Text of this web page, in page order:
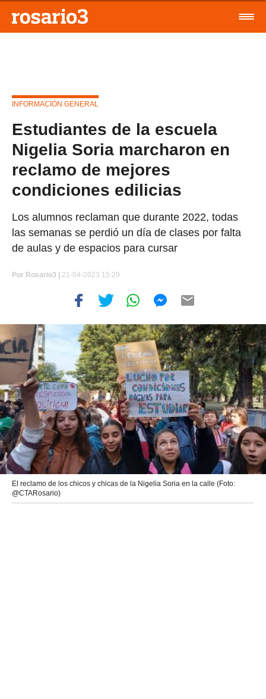
INFORMACIÓN GENERAL
Estudiantes de la escuela
Nigelia Soria marcharon en
reclamo de mejores
condiciones edilicias
Los alumnos reclaman que durante 2022, todas
las semanas se perdió un día de clases por falta
de aulas y de espacios para cursar
Por Rosario3 | 21-04-2023 15:29
El reclamo de los chicos y chicas de la Nigelia Soria en la calle (Foto:
@CTARosario)